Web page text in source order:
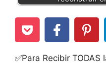
✅Para Recibir